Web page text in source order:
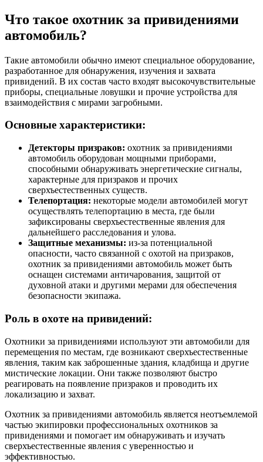
Что такое охотник за привидениями
автомобиль?
Такие автомобили обычно имеют специальное оборудование,
разработанное для обнаружения, изучения и захвата
привидений. В их состав часто входят высокочувствительные
приборы, специальные ловушки и прочие устройства для
взаимодействия с мирами загробными.
Основные характеристики:
Детекторы призраков: охотник за привидениями
автомобиль оборудован мощными приборами,
способными обнаруживать энергетические сигналы,
характерные для призраков и прочих
сверхъестественных существ.
Телепортация: некоторые модели автомобилей могут
осуществлять телепортацию в места, где были
зафиксированы сверхъестественные явления для
дальнейшего расследования и улова.
Защитные механизмы: из-за потенциальной
опасности, часто связанной с охотой на призраков,
охотник за привидениями автомобиль может быть
оснащен системами античарования, защитой от
духовной атаки и другими мерами для обеспечения
безопасности экипажа.
Роль в охоте на привидений:
Охотники за привидениями используют эти автомобили для
перемещения по местам, где возникают сверхъестественные
явления, таким как заброшенные здания, кладбища и другие
мистические локации. Они также позволяют быстро
реагировать на появление призраков и проводить их
локализацию и захват.
Охотник за привидениями автомобиль является неотъемлемой
частью экипировки профессиональных охотников за
привидениями и помогает им обнаруживать и изучать
сверхъестественные явления с уверенностью и
эффективностью.